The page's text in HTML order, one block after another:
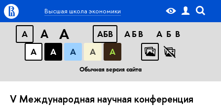
A A A АБВ АБВ
АБВ
А
А А А А
Обычная версия сайта
Высшая школа экономики
V Международная научная конференция